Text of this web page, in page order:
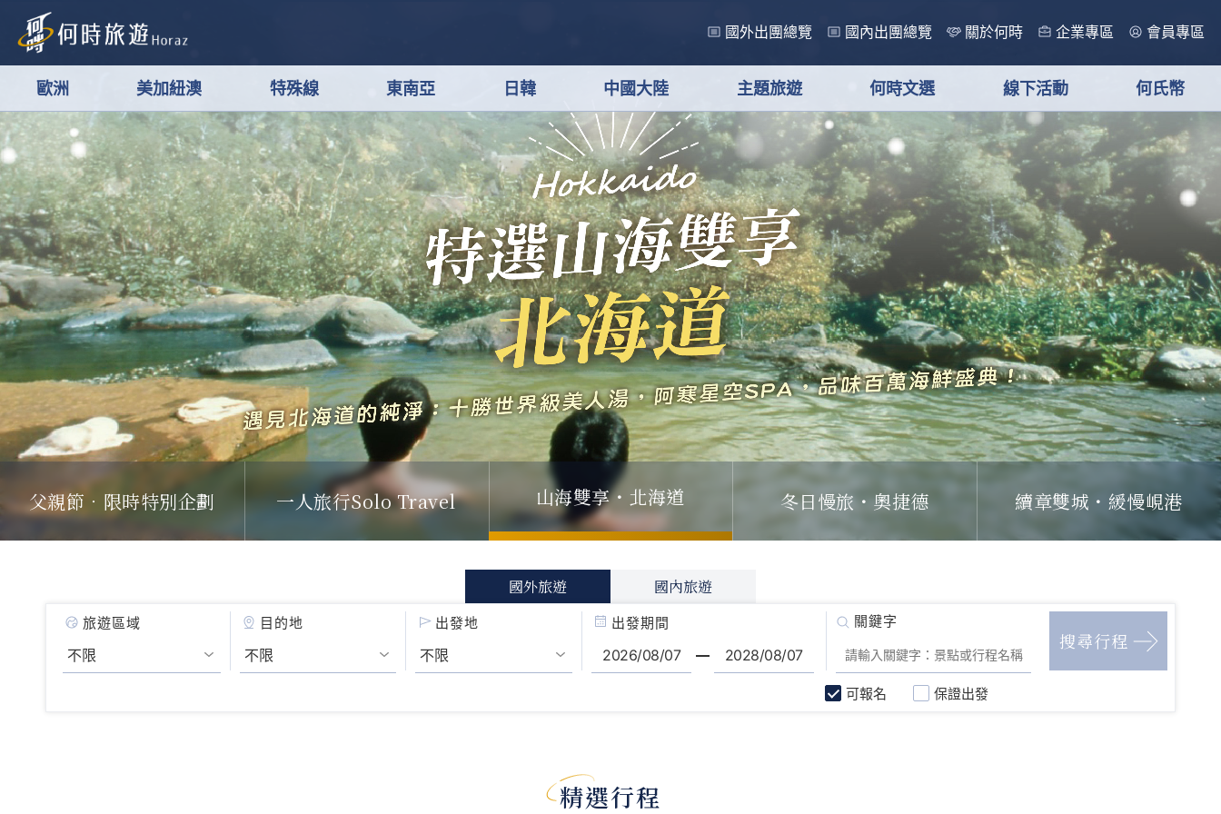
國外出團總覽 國內出團總覽 關於何時 企業專區 會員專區
歐洲 美加紐澳 特殊線 東南亞 日韓 中國大陸 主題旅遊 何時文選 線下活動 何氏幣
父親節．限時特別企劃 一人旅行Solo Travel 山海雙享・北海道 冬日慢旅・奧捷德 續章雙城・緩慢峴港
國外旅遊 國內旅遊
旅遊區域 目的地 出發地 出發期間
可報名 保證出發
精選行程